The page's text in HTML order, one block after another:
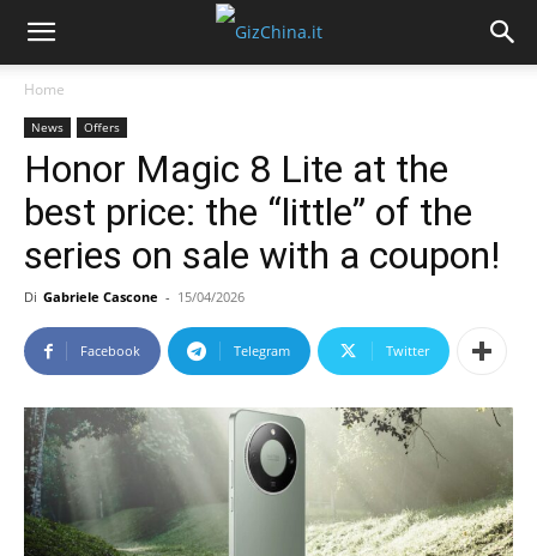
Home
News Offers
Honor Magic 8 Lite at the
best price: the “little” of the
series on sale with a coupon!
Di Gabriele Cascone - 15/04/2026
Facebook Telegram Twitter